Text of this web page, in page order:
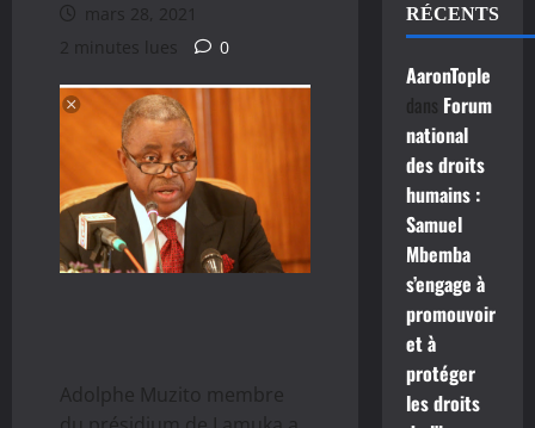
mars 28, 2021
2 minutes lues
0
Adolphe Muzito membre
RÉCENTS
AaronTople
dans Forum
national
des droits
humains :
Samuel
Mbemba
s’engage à
promouvoir
et à
protéger
les droits